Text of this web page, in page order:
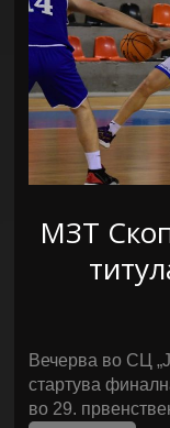
МЗТ
Вечерва во СЦ
стартува
во 29.